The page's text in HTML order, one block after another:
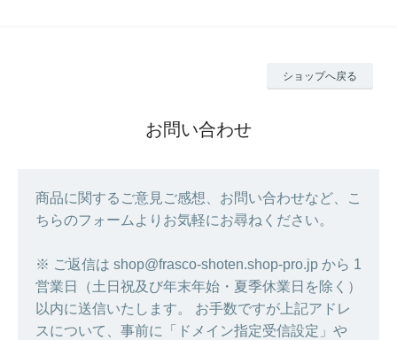
ショップへ戻る
お問い合わせ
商品に関するご意見ご感想、お問い合わせなど、こ
ちらのフォームよりお気軽にお尋ねください。
※ ご返信は shop@frasco-shoten.shop-pro.jp から 1
営業日（土日祝及び年末年始・夏季休業日を除く）
以内に送信いたします。 お手数ですが上記アドレ
スについて、事前に「ドメイン指定受信設定」や